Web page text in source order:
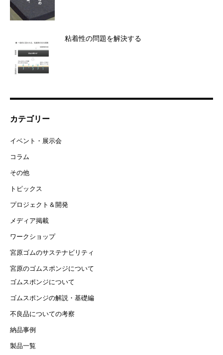
粘着性の問題を解決する
カテゴリー
イベント・展示会
コラム
その他
トピックス
プロジェクト＆開発
メディア掲載
ワークショップ
宮原ゴムのサステナビリティ
宮原のゴムスポンジについて
ゴムスポンジについて
ゴムスポンジの解説・基礎編
不良品についての考察
納品事例
製品一覧